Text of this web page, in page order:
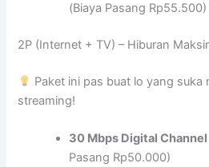
(Biaya Pasang Rp55.500)
2P (Internet + TV) – Hiburan
Paket ini pas buat lo yang suka
streaming!
30 Mbps Digital Channel
Pasang Rp50.000)